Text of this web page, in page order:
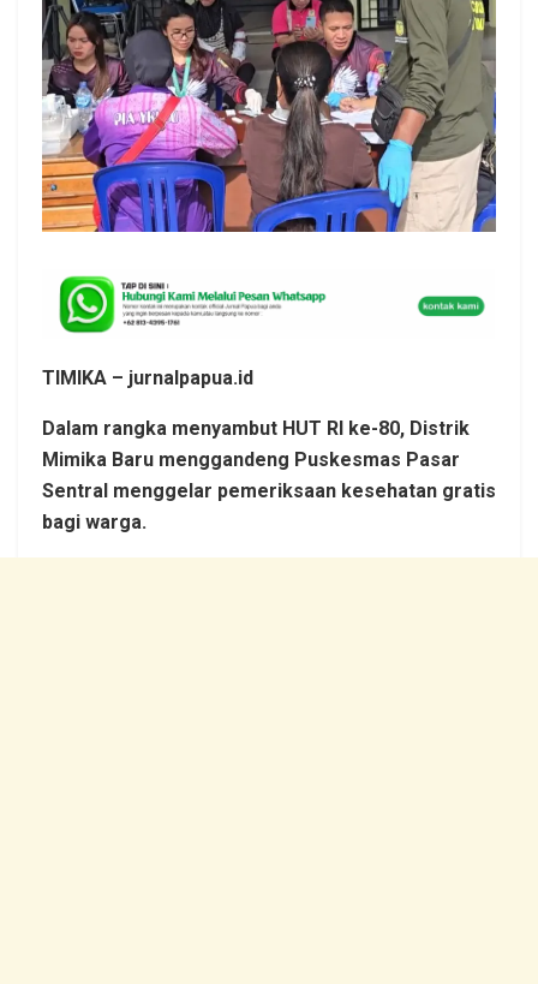
TIMIKA – jurnalpapua.id
Dalam rangka menyambut HUT RI ke-80, Distrik
Mimika Baru menggandeng Puskesmas Pasar
Sentral menggelar pemeriksaan kesehatan gratis
bagi warga.